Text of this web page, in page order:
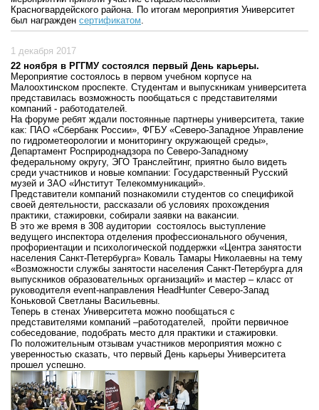
Красногвардейского района. По итогам мероприятия Университет
был награжден сертификатом
1 декабря 2017
22 ноября в РГГМУ состоялся первый День карьеры.
Мероприятие состоялось в первом учебном корпусе на
Малоохтинском проспекте. Студентам и выпускникам университета
представилась возможность пообщаться с представителями
компаний - работодателей.
На форуме ребят ждали постоянные партнеры университета, такие
как: ПАО «Сбербанк России», ФГБУ «Северо-Западное Управление
по гидрометеорологии и мониторингу окружающей среды»,
Департамент Росприроднадзора по Северо-Западному
федеральному округу, ЭГО Транслейтинг, приятно было видеть
среди участников и новые компании: Государственный Русский
музей и ЗАО «Институт Телекоммуникаций».
Представители компаний познакомили студентов со спецификой
своей деятельности, рассказали об условиях прохождения
практики, стажировки, собирали заявки на вакансии.
В это же время в 308 аудитории состоялось выступление
ведущего инспектора отделения профессионального обучения,
профориентации и психологической поддержки «Центра занятости
населения Санкт-Петербурга» Коваль Тамары Николаевны на тему
«Возможности службы занятости населения Санкт-Петербурга для
выпускников образовательных организаций» и мастер – класс от
руководителя event-направления HeadHunter Северо-Запад
Коньковой Светланы Васильевны.
Теперь в стенах Университета можно пообщаться с
представителями компаний –работодателей, пройти первичное
собеседование, подобрать место для практики и стажировки.
По положительным отзывам участников мероприятия можно с
уверенностью сказать, что первый День карьеры Университета
прошел успешно.